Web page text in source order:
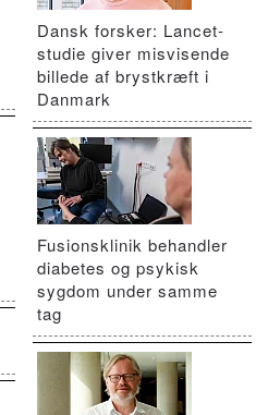
Dansk forsker: Lancet-
studie giver misvisende
billede af brystkræft i
Danmark
Fusionsklinik behandler
diabetes og psykisk
sygdom under samme
tag